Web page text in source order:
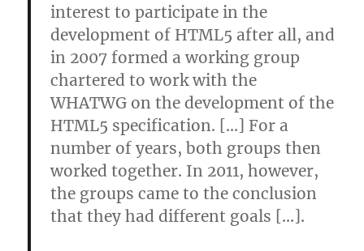
interest to participate in the
development of HTML5 after all, and
in 2007 formed a working group
chartered to work with the
WHATWG on the development of the
HTML5 specification. […] For a
number of years, both groups then
worked together. In 2011, however,
the groups came to the conclusion
that they had different goals […].